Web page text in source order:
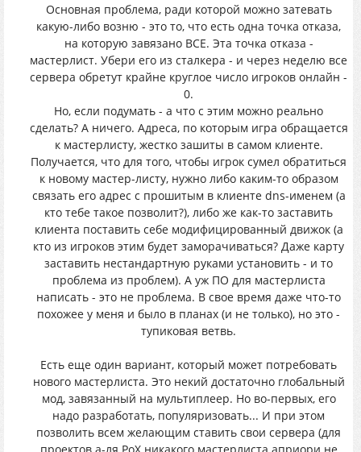
Основная проблема, ради которой можно затевать
какую-либо возню - это то, что есть одна точка отказа,
на которую завязано ВСЕ. Эта точка отказа -
мастерлист. Убери его из сталкера - и через неделю все
сервера обретут крайне круглое число игроков онлайн -
0.
Но, если подумать - а что с этим можно реально
сделать? А ничего. Адреса, по которым игра обращается
к мастерлисту, жестко зашиты в самом клиенте.
Получается, что для того, чтобы игрок сумел обратиться
к новому мастер-листу, нужно либо каким-то образом
связать его адрес с прошитым в клиенте dns-именем (а
кто тебе такое позволит?), либо же как-то заставить
клиента поставить себе модифицированный движок (а
кто из игроков этим будет заморачиваться? Даже карту
заставить нестандартную руками установить - и то
проблема из проблем). А уж ПО для мастерлиста
написать - это не проблема. В свое время даже что-то
похожее у меня и было в планах (и не только), но это -
тупиковая ветвь.
Есть еще один вариант, который может потребовать
нового мастерлиста. Это некий достаточно глобальный
мод, завязанный на мультиплеер. Но во-первых, его
надо разработать, популяризовать... И при этом
позволить всем желающим ставить свои сервера (для
проектов а-ля РоХ никакого мастерлиста априори не